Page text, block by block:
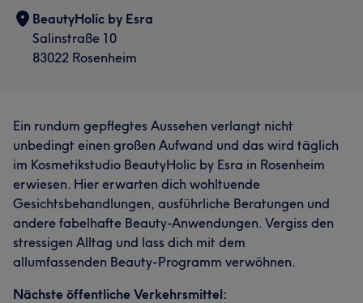
BeautyHolic by Esra
Salinstraße 10
83022 Rosenheim
Ein rundum gepflegtes Aussehen verlangt nicht
unbedingt einen großen Aufwand und das wird täglich
im Kosmetikstudio BeautyHolic by Esra in Rosenheim
erwiesen. Hier erwarten dich wohltuende
Gesichtsbehandlungen, ausführliche Beratungen und
andere fabelhafte Beauty-Anwendungen. Vergiss den
stressigen Alltag und lass dich mit dem
allumfassenden Beauty-Programm verwöhnen.
Nächste öffentliche Verkehrsmittel: